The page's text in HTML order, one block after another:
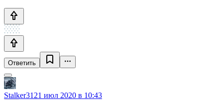
Ответить
Stalker31 21 июл 2020 в 10:43